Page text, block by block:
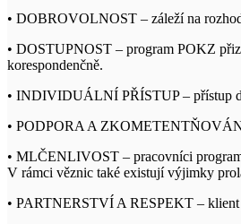
• DOBROVOLNOST – záleží na
• DOSTUPNOST – program POKZ
korespondenčně.
• INDIVIDUÁLNÍ PŘÍSTUP – přístup
• PODPORA A
• MLČENLIVOST – pracovníci
V rámci věznic také existují výjimky
• PARTNERSTVÍ A RESPEKT –